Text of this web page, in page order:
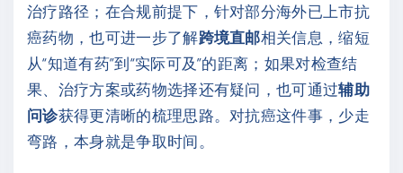
治疗路径；在合规前提下，针对部分海外已上市抗
癌药物，也可进一步了解跨境直邮相关信息，缩短
从“知道有药”到“实际可及”的距离；如果对检查结
果、治疗方案或药物选择还有疑问，也可通过辅助
问诊获得更清晰的梳理思路。对抗癌这件事，少走
弯路，本身就是争取时间。